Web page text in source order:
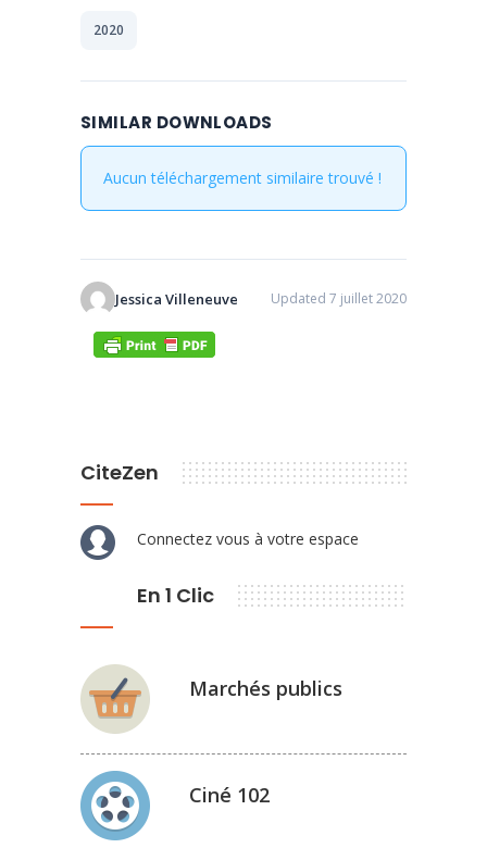
2020
SIMILAR DOWNLOADS
Aucun téléchargement similaire trouvé !
Jessica Villeneuve Updated 7 juillet 2020
CiteZen
Connectez vous à votre espace
En 1 Clic
Marchés publics
Ciné 102